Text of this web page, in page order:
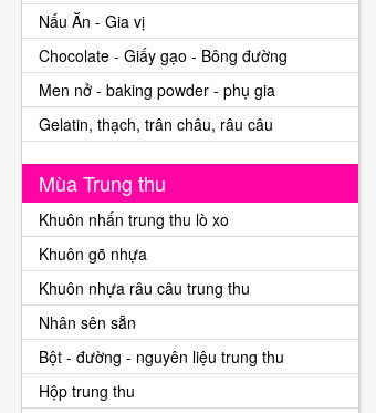
Nấu Ăn - Gia vị
Chocolate - Giấy gạo - Bông đường
Men nở - baking powder - phụ gia
Gelatin, thạch, trân châu, râu câu
Mùa Trung thu
Khuôn nhấn trung thu lò xo
Khuôn gõ nhựa
Khuôn nhựa râu câu trung thu
Nhân sên sẵn
Bột - đường - nguyên liệu trung thu
Hộp trung thu